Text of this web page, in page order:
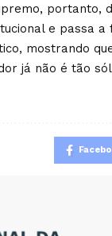
portanto,
e passa a
mostrando
já não é tão